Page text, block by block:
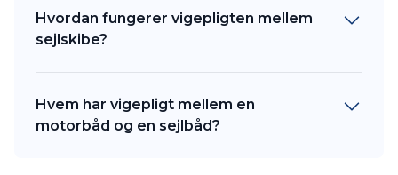
Hvordan fungerer vigepligten mellem
sejlskibe?
Hvem har vigepligt mellem en
motorbåd og en sejlbåd?